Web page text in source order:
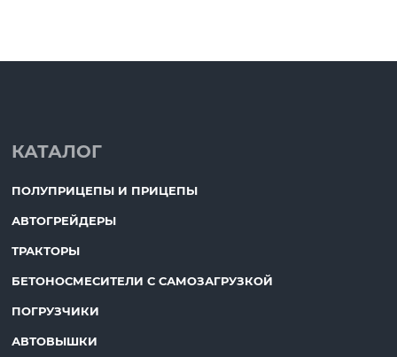
КАТАЛОГ
ПОЛУПРИЦЕПЫ И ПРИЦЕПЫ
АВТОГРЕЙДЕРЫ
ТРАКТОРЫ
БЕТОНОСМЕСИТЕЛИ С САМОЗАГРУЗКОЙ
ПОГРУЗЧИКИ
АВТОВЫШКИ